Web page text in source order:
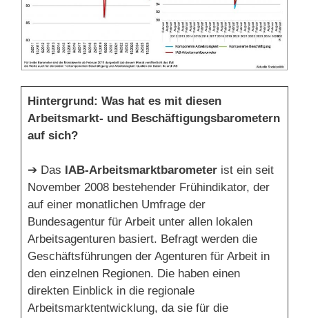
Hintergrund: Was hat es mit diesen
Arbeitsmarkt- und Beschäftigungsbarometern
auf sich?
➔ Das IAB-Arbeitsmarktbarometerist ein seit
November 2008 bestehender Frühindikator, der
auf einer monatlichen Umfrage der
Bundesagentur für Arbeit unter allen lokalen
Arbeitsagenturen basiert. Befragt werden die
Geschäftsführungen der Agenturen für Arbeit in
den einzelnen Regionen. Die haben einen
direkten Einblick in die regionale
Arbeitsmarktentwicklung, da sie für die